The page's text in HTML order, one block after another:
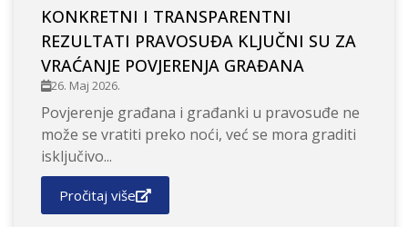
KONKRETNI I TRANSPARENTNI
REZULTATI PRAVOSUĐA KLJUČNI SU ZA
VRAĆANJE POVJERENJA GRAĐANA
26. Maj 2026.
Povjerenje građana i građanki u pravosuđe ne
može se vratiti preko noći, već se mora graditi
isključivo...
Pročitaj više